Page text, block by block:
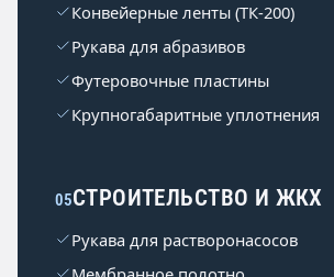
Конвейерные ленты (ТК-200)
Рукава для абразивов
Футеровочные пластины
Крупногабаритные уплотнения
05СТРОИТЕЛЬСТВО И ЖКХ
Рукава для растворонасосов